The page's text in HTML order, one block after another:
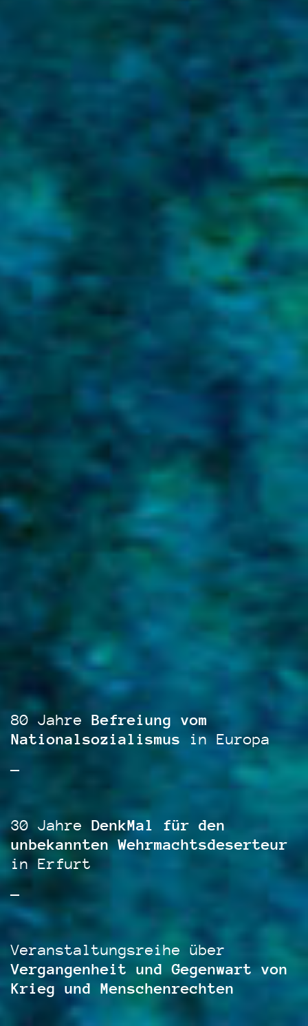
80 Jahre Befreiung vom
Nationalsozialismus in Europa
—
30 Jahre DenkMal für den
unbekannten Wehrmachtsdeserteur
in Erfurt
—
Veranstaltungsreihe über
Vergangenheit und Gegenwart von
Krieg und Menschenrechten